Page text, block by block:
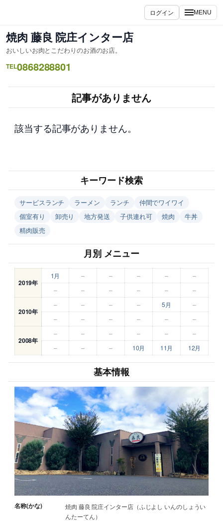
を
ス
キ
ッ
ログイン MENU
焼肉 藤良 院庄インター店
おいしいお肉とこだわりのお酒のお店。
TEL0868288801
記事がありません
該当する記事がありません。
キーワード検索
サービスランチ ラーメン ランチ
仲間でワイワイ
個室有り
卸売り 地方発送 子供連れ可 焼肉
牛丼
精肉販売
月別 メニュー
2019年
1月 – – – –
–
–
– – – – –
2010年
– – – – 5月
–
–
– – – – –
2008年
– – – – –
–
–
– – 10月 11月 12月
基本情報
名称(かな)
焼肉 藤良 院庄インター店（ふじよし いんのしょうい
んたーてん）